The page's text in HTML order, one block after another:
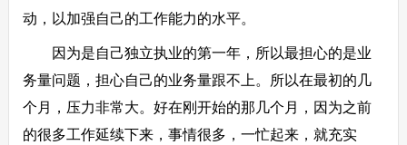
动，以加强自己的工作能力的水平。
因为是自己独立执业的第一年，所以最担心的是业
务量问题，担心自己的业务量跟不上。所以在最初的几
个月，压力非常大。好在刚开始的那几个月，因为之前
的很多工作延续下来，事情很多，一忙起来，就充实